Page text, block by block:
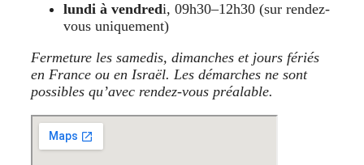
lundi à vendredi, 09h30–12h30 (sur rendez-
vous uniquement)
Fermeture les samedis, dimanches et jours fériés
en France ou en Israël. Les démarches ne sont
possibles qu’avec rendez-vous préalable.